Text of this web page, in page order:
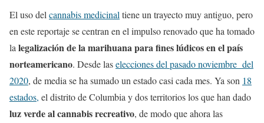
El uso del cannabis medicinal tiene un trayecto muy antiguo, pero
en este reportaje se centran en el impulso renovado que ha tomado
la legalización de la marihuana para fines lúdicos en el país
norteamericano. Desde laselecciones del pasado noviembre del
2020, de media se ha sumado un estado casi cada mes. Ya son 18
estados, el distrito de Columbia y dos territorios los que han dado
luz verde al cannabis recreativo, de modo que ahora las